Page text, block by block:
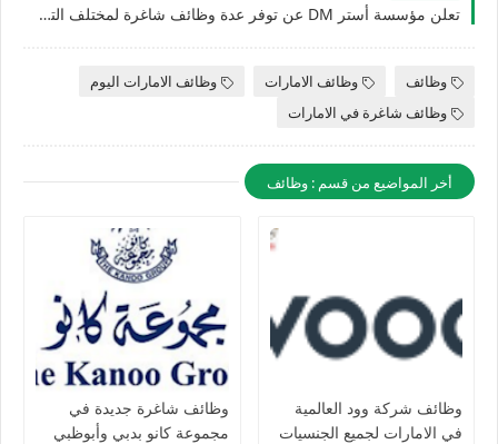
تعلن مؤسسة أستر DM عن توفر عدة وظائف شاغرة لمختلف التخصصات للرجال والنساء بالامارات
وظائف وظائف الامارات
وظائف الامارات اليوم
وظائف شاغرة في الامارات
أخر المواضيع من قسم : وظائف
وظائف شركة وود العالمية
في الامارات لجميع الجنسيات
وظائف شاغرة جديدة في
مجموعة كانو بدبي وأبوظبي